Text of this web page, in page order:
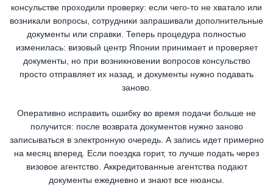
консульстве проходили проверку: если чего-то не хватало или
возникали вопросы, сотрудники запрашивали дополнительные
документы или справки. Теперь процедура полностью
изменилась: визовый центр Японии принимает и проверяет
документы, но при возникновении вопросов консульство
просто отправляет их назад, и документы нужно подавать
заново.
Оперативно исправить ошибку во время подачи больше не
получится: после возврата документов нужно заново
записываться в электронную очередь. А запись идет примерно
на месяц вперед. Если поездка горит, то лучше подать через
визовое агентство. Аккредитованные агентства подают
документы ежедневно и знают все нюансы.